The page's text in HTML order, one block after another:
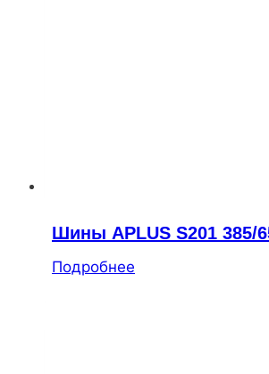
Шины APLUS S201 385/
Подробнее